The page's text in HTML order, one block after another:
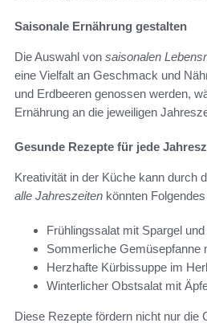
Saisonale Ernährung gestalten
Die Auswahl von saisonalen
eine Vielfalt an Geschmack und
und Erdbeeren genossen werden,
Ernährung an die jeweiligen
Gesunde Rezepte für jede
Kreativität in der Küche kann durch
alle Jahreszeiten könnten
Frühlingssalat mit Spargel
Sommerliche Gemüsepfanne
Herzhafte Kürbissuppe im
Winterlicher Obstsalat mit
Diese Rezepte fördern nicht nur die